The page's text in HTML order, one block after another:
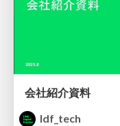
会社紹介資料
ldf_tech